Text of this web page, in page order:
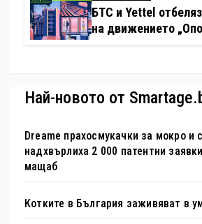
БТС и Yettel
на движението
Най-новото от
Dreame прахосмукачки за мокро и
надхвърлиха 2 000 патентни
мащаб
Котките в България заживяват в